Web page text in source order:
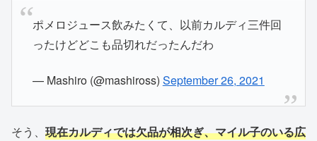
ポメロジュース飲みたくて、以前カルディ三件回
ったけどどこも品切れだったんだわ
— Mashiro (@mashiross) September 26, 2021
そう、 現在カルディでは欠品が相次ぎ、マイル子のいる広